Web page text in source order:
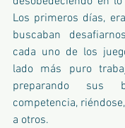
Los primeros días,
buscaban
cada uno de los
lado más puro
preparando sus
competencia,
a otros.